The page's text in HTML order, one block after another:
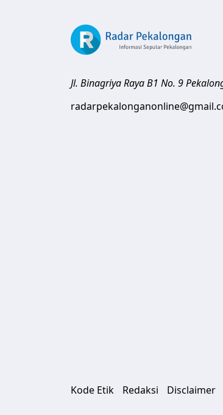
Jl. Binagriya Raya B1 No. 9
Kode Etik Redaksi Disclaimer